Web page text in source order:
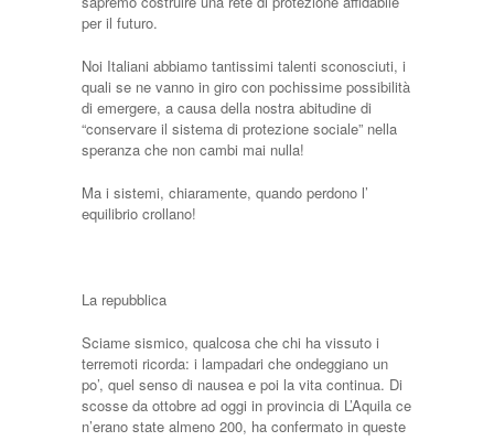
per il futuro.
Noi Italiani abbiamo tantissimi talenti sconosciuti, i
quali se ne vanno in giro con pochissime possibilità
di emergere, a causa della nostra abitudine di
“conservare il sistema di protezione sociale” nella
speranza che non cambi mai nulla!
Ma i sistemi, chiaramente, quando perdono l’
equilibrio crollano!
La repubblica
Sciame sismico, qualcosa che chi ha vissuto i
terremoti ricorda: i lampadari che ondeggiano un
po’, quel senso di nausea e poi la vita continua. Di
scosse da ottobre ad oggi in provincia di L’Aquila ce
n’erano state almeno 200, ha confermato in queste